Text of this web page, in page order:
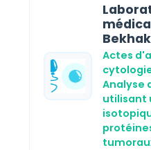
Actes
Analyse
utilisant